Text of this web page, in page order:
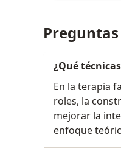
¿Qué
En la terapia
roles, la
mejorar la
enfoque